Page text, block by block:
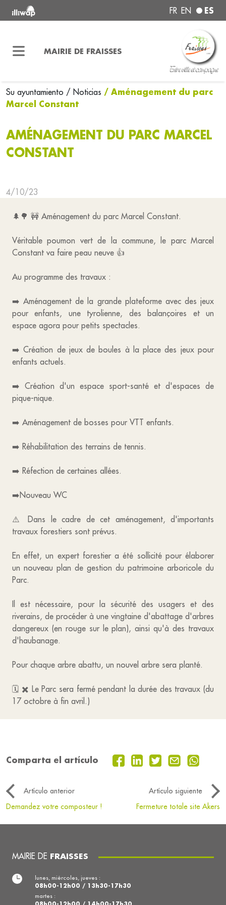
FR EN ES
MAIRIE DE FRAISSES
Su ayuntamiento / Noticias / Aménagement du parc
Marcel Constant
AMÉNAGEMENT DU PARC MARCEL
CONSTANT
4/10/23
🌲🌳 🚧 Aménagement du parc Marcel Constant.
Véritable poumon vert de la commune, le parc Marcel
Constant va faire peau neuve 👍
Au programme des travaux :
➡️ Aménagement de la grande plateforme avec des jeux
pour enfants, une tyrolienne, des balançoires et un
espace agora pour petits spectacles.
➡️ Création de jeux de boules à la place des jeux pour
enfants actuels.
➡️ Création d'un espace sport-santé et d'espaces de
pique-nique.
➡️ Aménagement de bosses pour VTT enfants.
➡️ Réhabilitation des terrains de tennis.
➡️ Réfection de certaines allées.
➡️Nouveau WC
⚠️ Dans le cadre de cet aménagement, d'importants
travaux forestiers sont prévus.
En effet, un expert forestier a été sollicité pour élaborer
un nouveau plan de gestion du patrimoine arboricole du
Parc.
Il est nécessaire, pour la sécurité des usagers et des
riverains, de procéder à une vingtaine d'abattage d'arbres
dangereux (en rouge sur le plan), ainsi qu'à des travaux
d'haubanage.
Pour chaque arbre abattu, un nouvel arbre sera planté.
🗓️ ✖️ Le Parc sera fermé pendant la durée des travaux (du
17 octobre à fin avril.)
Comparta el artículo
Artículo anterior
Artículo siguiente
Demandez votre composteur !
Fermeture totale site Akers
MAIRIE DE FRAISSES
lunes, miércoles, jueves :
08h00-12h00 / 13h30-17h30
martes :